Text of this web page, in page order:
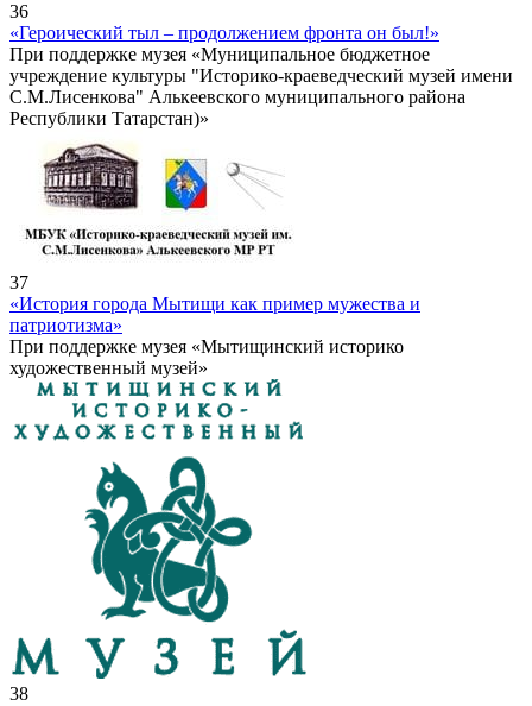
36
«Героический тыл – продолжением фронта он был!»
При поддержке музея «Муниципальное бюджетное
учреждение культуры "Историко-краеведческий музей имени
С.М.Лисенкова" Алькеевского муниципального района
Республики Татарстан)»
37
«История города Мытищи как пример мужества и
патриотизма»
При поддержке музея «Мытищинский историко
художественный музей»
38